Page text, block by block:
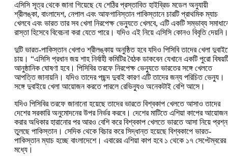
এসিসি সূত্র থেকে জানা গিয়েছে যে শেঠির প্রস্তাবিত হাইব্রিড মডেল অনুযায়ী
শ্রীলঙ্কা, বাংলাদেশ, নেপাল এবং আফগানিস্তান পাকিস্তানে চারটি প্রাথমিক ম্যাচ
খেলবে এবং ভারত তার সব খেলা নিরপেক্ষ ভেন্যুতে খেলবে, এটি একটি সম্ভাব্য
রাস্তা হিসেবে বিবেচনা করা যেতে পারে। যদিও এই নিয়ে এসিসি কোনও বিবৃতি দেয়নি।
দুটি ভারত-পাকিস্তান খেলাও শ্রীলঙ্কায় অনুষ্ঠিত হবে যদিও পিসিবি তাদের খেলা
চায়। “এসিসি প্রধান জয় শাহ নির্বাহী কমিটির বৈঠক ডাকবেন যেখানে একটি পুরো
আনুষ্ঠানিক ঘোষণা হবে। পিসিবির তরফে নিরপেক্ষ ভেন্যুতে ভারতের সঙ্গে খেলতে
আপত্তি জানায়নি। যদিও তাদের পছন্দ দুবাই কারণ এটি তাদের জন্য পরিচিত ভেন্যু।
সঙ্গে দুবাইয়ে খেলা আয়োজন করতে পারলে রেভিন্যুও অনেকটাই বেশি আসে।
যদিও পিসিবির তরফে জানানো হয়েছে তাদের ভারতে বিশ্বকাপ খেলতে আসাও তাদের
দেশের সরকারি অনুমোদনের উপর নির্ভর করবে। দেশের মাটিতে এশিয়া কাপের আয়োজন
করার অধিকার হারানোর পর আরও বেশি করে বিশ্বকাপ খেলতে ভারতে আসা নিয়ে প্রশ্ন
তুলছে পাকিস্তান। সেদিক থেকে বিচার করে সিদ্ধান্ত হয়েছে বিশ্বকাপে ভারত-
পাকিস্তান ম্যাচ হচ্ছে বাংলাদেশে। এবারের এশিয়া কাপ হবে ১ থেকে ১৭ সেপ্টেম্বরের
মধ্যে।